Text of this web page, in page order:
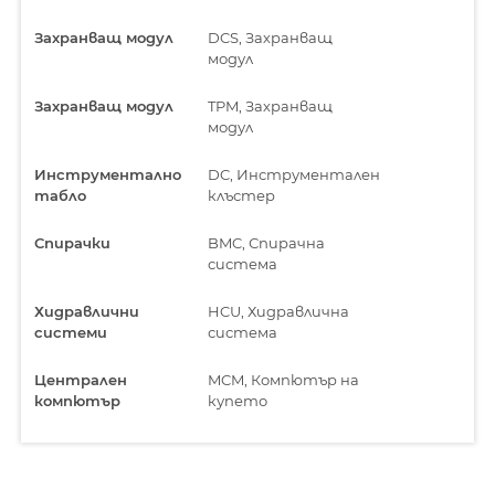
Захранващ модул
DCS, Захранващ
модул
Захранващ модул
TPM, Захранващ
модул
Инструментално
табло
DC, Инструментален
клъстер
Спирачки
BMC, Спирачна
система
Хидравлични
системи
HCU, Хидравлична
система
Централен
компютър
MCM, Компютър на
купето